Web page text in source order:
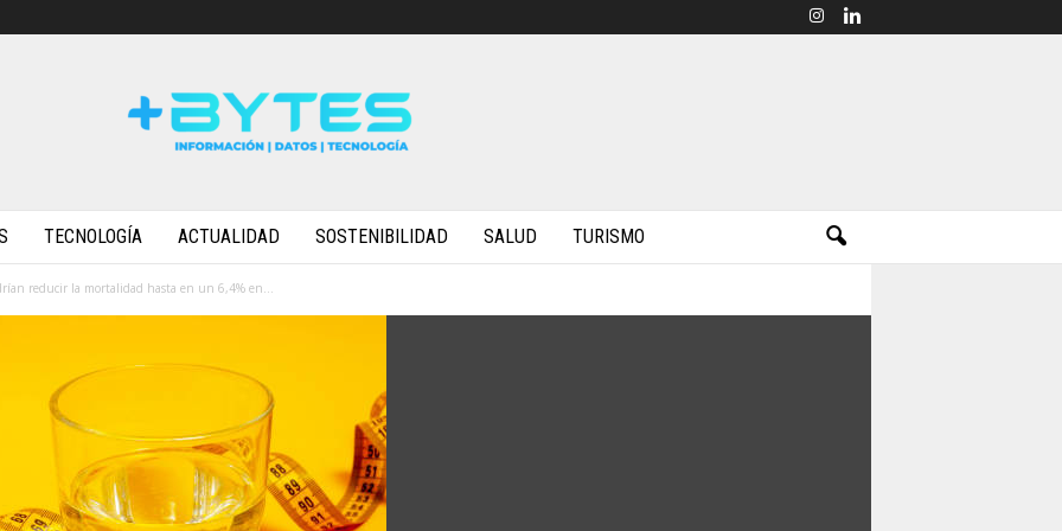
TECNOLOGÍA ACTUALIDAD SOSTENIBILIDAD SALUD TURISMO
reducir la mortalidad hasta en un 6,4% en...